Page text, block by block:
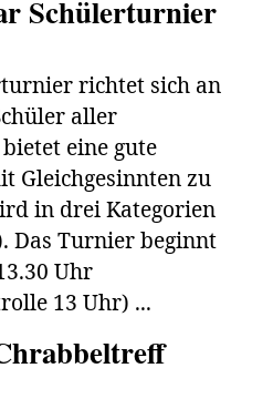
Schülerturnier
richtet sich an
aller
eine gute
Gleichgesinnten zu
in drei Kategorien
Das Turnier beginnt
Uhr
13 Uhr) ...